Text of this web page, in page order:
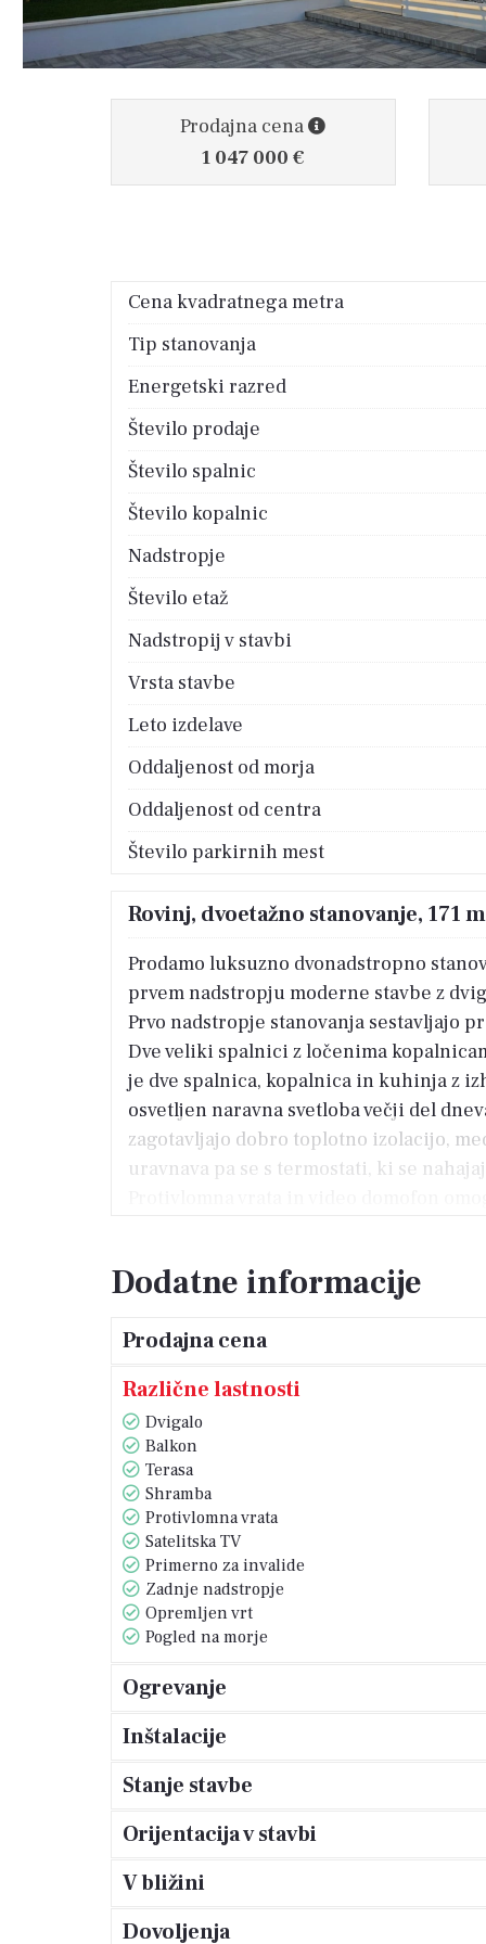
Prodajna cena
1 047 000 €
Cena kvadratnega metra
Tip stanovanja
Energetski razred
Število prodaje
Število spalnic
Število kopalnic
Nadstropje
Število etaž
Nadstropij v stavbi
Vrsta stavbe
Leto izdelave
Oddaljenost od morja
Oddaljenost od centra
Število parkirnih mest
Rovinj, dvoetažno stanovanje, 171
Prodamo luksuzno dvonadstropno
prvem nadstropju moderne stavbe z
Prvo nadstropje stanovanja sestavljajo
Dve veliki spalnici z ločenima
je dve spalnica, kopalnica in kuhinja z
osvetljen naravna svetloba večji del
zagotavljajo dobro toplotno izolacijo,
uravnava pa se s termostati, ki se
Dodatne informacije
Prodajna cena
Različne lastnosti
Dvigalo
Balkon
Terasa
Shramba
Protivlomna vrata
Satelitska TV
Primerno za invalide
Zadnje nadstropje
Opremljen vrt
Pogled na morje
Ogrevanje
Inštalacije
Stanje stavbe
Orijentacija v stavbi
V bližini
Dovoljenja